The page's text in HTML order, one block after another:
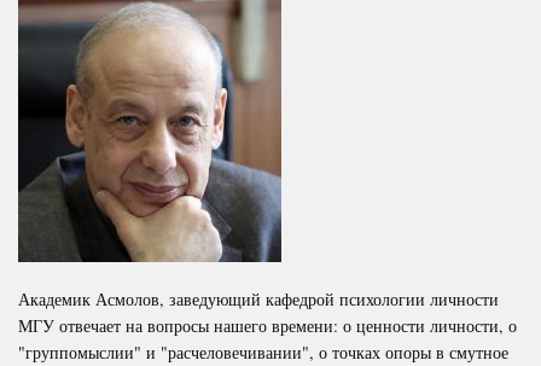
Академик Асмолов, заведующий кафедрой психологии личности
МГУ отвечает на вопросы нашего времени: о ценности личности, о
"группомыслии" и "расчеловечивании", о точках опоры в смутное